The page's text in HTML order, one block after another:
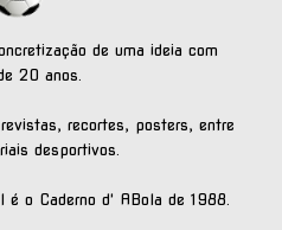
de uma ideia com
20 anos.
recortes, posters, entre
desportivos.
é o Caderno d' ABola de 1988.